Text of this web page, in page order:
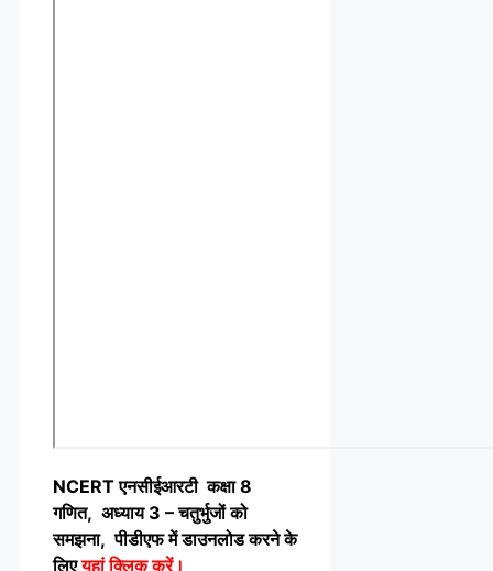
NCERT एनसीईआरटी कक्षा 8
गणित, अध्याय 3 – चतुर्भुजों को
समझना, पीडीएफ में डाउनलोड करने के
लिएयहां क्लिक करें।